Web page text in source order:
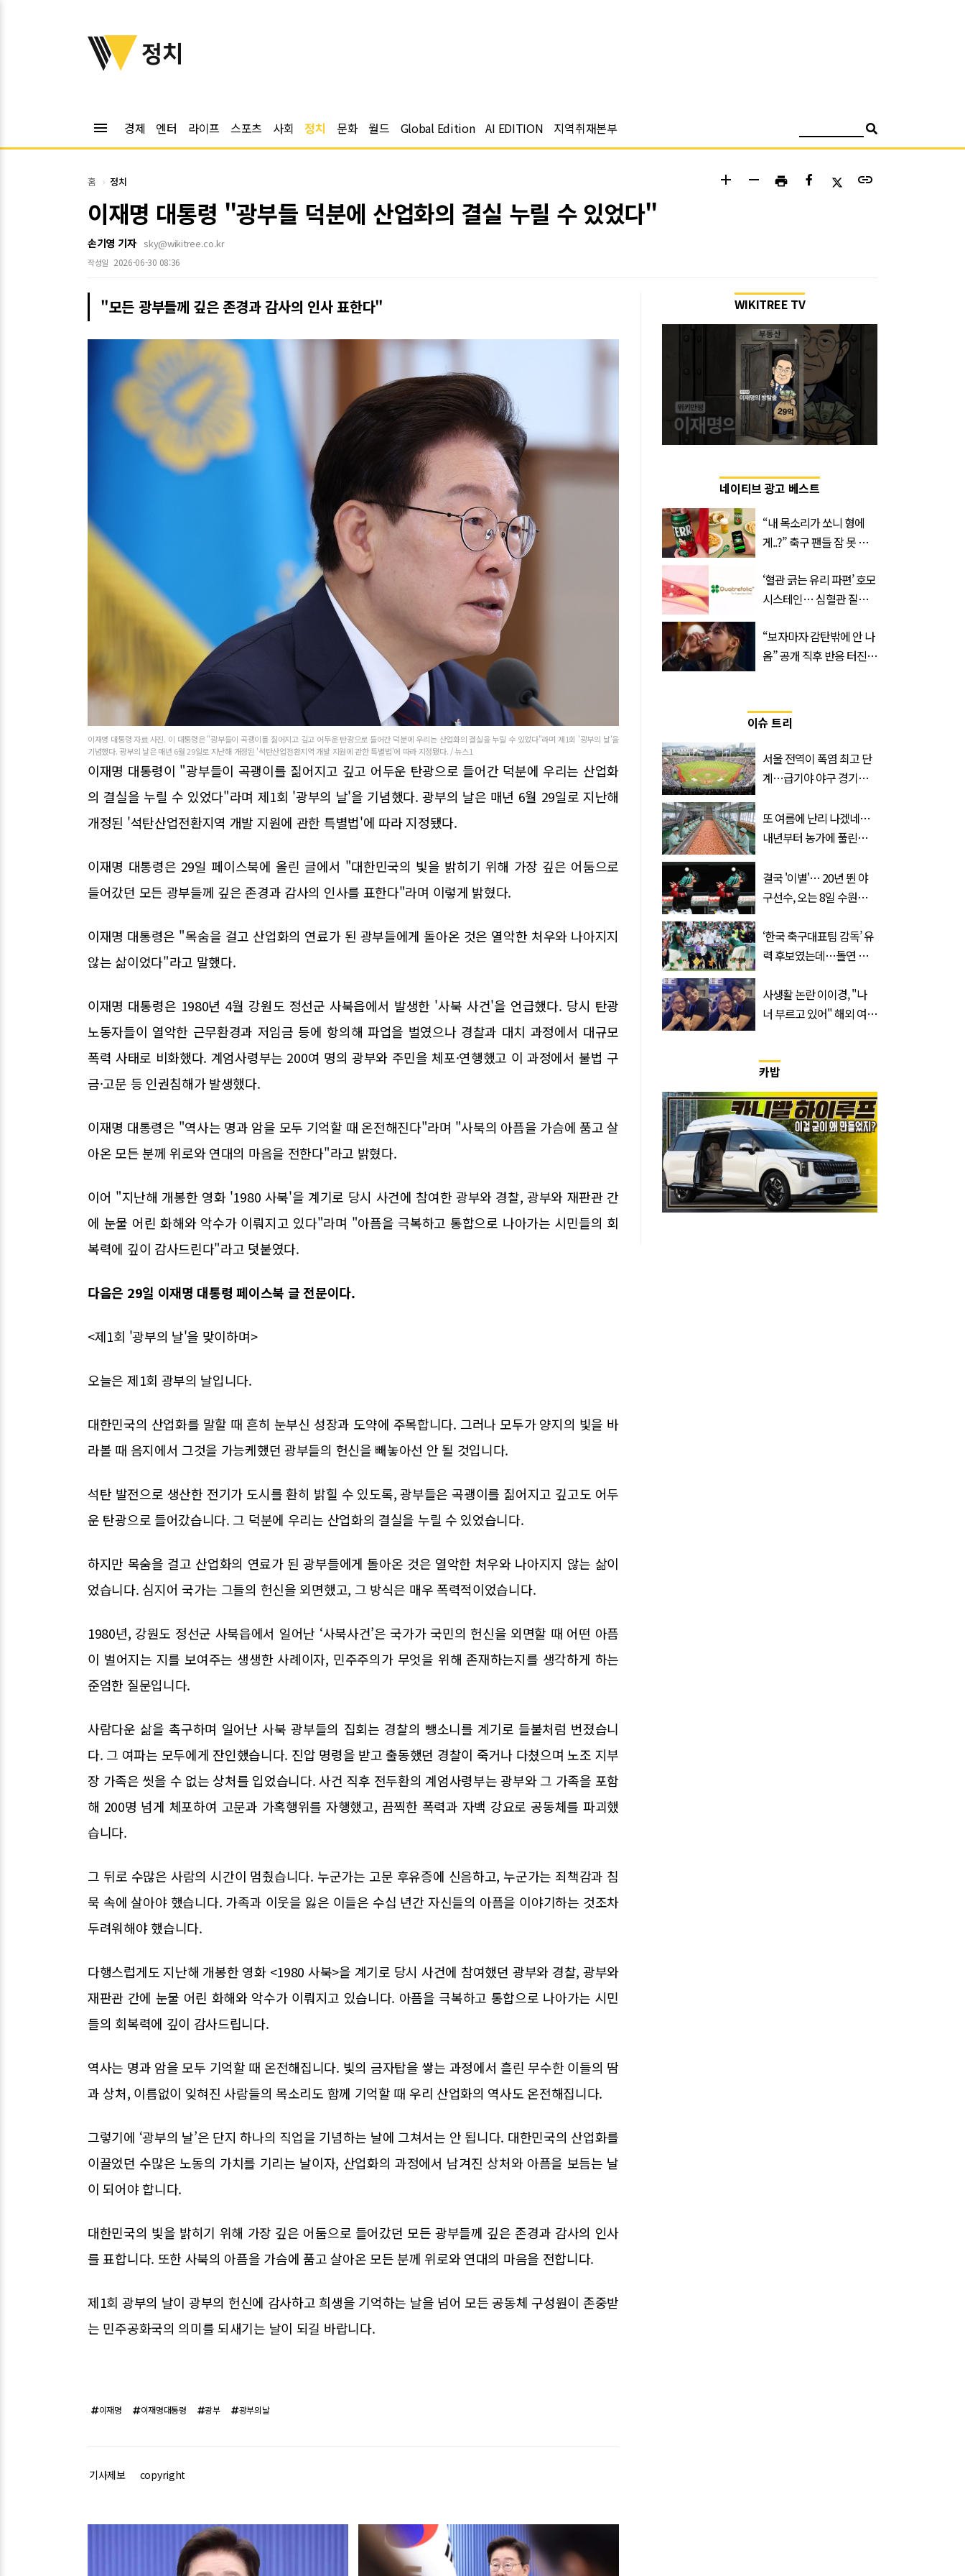
위키트리
정치
menu 경제 엔터 라이프 스포츠 사회 정치 문화 월드 Global Edition AI EDITION 지역취재본부
홈 정치 add remove print link
이재명 대통령 "광부들 덕분에 산업화의 결실 누릴 수 있었다"
손기영 기자 sky@wikitree.co.kr
작성일 2026-06-30 08:36
"모든 광부들께 깊은 존경과 감사의 인사 표한다"
이재명 대통령 자료 사진. 이 대통령은 "광부들이 곡괭이를 짊어지고 깊고 어두운 탄광으로 들어간 덕분에 우리는 산업화의 결실을 누릴 수 있었다"라며 제1회 '광부의 날'을
기념했다. 광부의 날은 매년 6월 29일로 지난해 개정된 '석탄산업전환지역 개발 지원에 관한 특별법'에 따라 지정됐다. / 뉴스1
이재명 대통령이 "광부들이 곡괭이를 짊어지고 깊고 어두운 탄광으로 들어간 덕분에 우리는 산업화
의 결실을 누릴 수 있었다"라며 제1회 '광부의 날'을 기념했다. 광부의 날은 매년 6월 29일로 지난해
개정된 '석탄산업전환지역 개발 지원에 관한 특별법'에 따라 지정됐다.
이재명 대통령은 29일 페이스북에 올린 글에서 "대한민국의 빛을 밝히기 위해 가장 깊은 어둠으로
들어갔던 모든 광부들께 깊은 존경과 감사의 인사를 표한다"라며 이렇게 밝혔다.
이재명 대통령은 "목숨을 걸고 산업화의 연료가 된 광부들에게 돌아온 것은 열악한 처우와 나아지지
않는 삶이었다"라고 말했다.
이재명 대통령은 1980년 4월 강원도 정선군 사북읍에서 발생한 '사북 사건'을 언급했다. 당시 탄광
노동자들이 열악한 근무환경과 저임금 등에 항의해 파업을 벌였으나 경찰과 대치 과정에서 대규모
폭력 사태로 비화했다. 계엄사령부는 200여 명의 광부와 주민을 체포·연행했고 이 과정에서 불법 구
금·고문 등 인권침해가 발생했다.
이재명 대통령은 "역사는 명과 암을 모두 기억할 때 온전해진다"라며 "사북의 아픔을 가슴에 품고 살
아온 모든 분께 위로와 연대의 마음을 전한다"라고 밝혔다.
이어 "지난해 개봉한 영화 '1980 사북'을 계기로 당시 사건에 참여한 광부와 경찰, 광부와 재판관 간
에 눈물 어린 화해와 악수가 이뤄지고 있다"라며 "아픔을 극복하고 통합으로 나아가는 시민들의 회
복력에 깊이 감사드린다"라고 덧붙였다.
다음은 29일 이재명 대통령 페이스북 글 전문이다.
<제1회 '광부의 날'을 맞이하며>
오늘은 제1회 광부의 날입니다.
대한민국의 산업화를 말할 때 흔히 눈부신 성장과 도약에 주목합니다. 그러나 모두가 양지의 빛을 바
라볼 때 음지에서 그것을 가능케했던 광부들의 헌신을 빼놓아선 안 될 것입니다.
석탄 발전으로 생산한 전기가 도시를 환히 밝힐 수 있도록, 광부들은 곡괭이를 짊어지고 깊고도 어두
운 탄광으로 들어갔습니다. 그 덕분에 우리는 산업화의 결실을 누릴 수 있었습니다.
하지만 목숨을 걸고 산업화의 연료가 된 광부들에게 돌아온 것은 열악한 처우와 나아지지 않는 삶이
었습니다. 심지어 국가는 그들의 헌신을 외면했고, 그 방식은 매우 폭력적이었습니다.
1980년, 강원도 정선군 사북읍에서 일어난 ‘사북사건’은 국가가 국민의 헌신을 외면할 때 어떤 아픔
이 벌어지는 지를 보여주는 생생한 사례이자, 민주주의가 무엇을 위해 존재하는지를 생각하게 하는
준엄한 질문입니다.
사람다운 삶을 촉구하며 일어난 사북 광부들의 집회는 경찰의 뺑소니를 계기로 들불처럼 번졌습니
다. 그 여파는 모두에게 잔인했습니다. 진압 명령을 받고 출동했던 경찰이 죽거나 다쳤으며 노조 지부
장 가족은 씻을 수 없는 상처를 입었습니다. 사건 직후 전두환의 계엄사령부는 광부와 그 가족을 포함
해 200명 넘게 체포하여 고문과 가혹행위를 자행했고, 끔찍한 폭력과 자백 강요로 공동체를 파괴했
습니다.
그 뒤로 수많은 사람의 시간이 멈췄습니다. 누군가는 고문 후유증에 신음하고, 누군가는 죄책감과 침
묵 속에 살아야 했습니다. 가족과 이웃을 잃은 이들은 수십 년간 자신들의 아픔을 이야기하는 것조차
두려워해야 했습니다.
다행스럽게도 지난해 개봉한 영화 <1980 사북>을 계기로 당시 사건에 참여했던 광부와 경찰, 광부와
재판관 간에 눈물 어린 화해와 악수가 이뤄지고 있습니다. 아픔을 극복하고 통합으로 나아가는 시민
들의 회복력에 깊이 감사드립니다.
역사는 명과 암을 모두 기억할 때 온전해집니다. 빛의 금자탑을 쌓는 과정에서 흘린 무수한 이들의 땀
과 상처, 이름없이 잊혀진 사람들의 목소리도 함께 기억할 때 우리 산업화의 역사도 온전해집니다.
그렇기에 ‘광부의 날’은 단지 하나의 직업을 기념하는 날에 그쳐서는 안 됩니다. 대한민국의 산업화를
이끌었던 수많은 노동의 가치를 기리는 날이자, 산업화의 과정에서 남겨진 상처와 아픔을 보듬는 날
이 되어야 합니다.
대한민국의 빛을 밝히기 위해 가장 깊은 어둠으로 들어갔던 모든 광부들께 깊은 존경과 감사의 인사
를 표합니다. 또한 사북의 아픔을 가슴에 품고 살아온 모든 분께 위로와 연대의 마음을 전합니다.
제1회 광부의 날이 광부의 헌신에 감사하고 희생을 기억하는 날을 넘어 모든 공동체 구성원이 존중받
는 민주공화국의 의미를 되새기는 날이 되길 바랍니다.
이재명 이재명대통령 광부 광부의날
기사제보 copyright
관련기사
WIKITREE TV
네이티브 광고 베스트
“내 목소리가 쏘니 형에
게..?” 축구 팬들 잠 못 들
트
‘혈관 긁는 유리 파편’ 호모
시스테인… 심혈관 질환
“보자마자 감탄밖에 안 나
옴” 공개 직후 반응 터진
이슈 트리
서울 전역이 폭염 최고 단
계…급기야 야구 경기까
또 여름에 난리 나겠네…
내년부터 농가에 풀린다는
결국 '이별'… 20년 뛴 야
구선수, 오는 8일 수원서
‘한국 축구대표팀 감독’ 유
력 후보였는데…돌연 코
‘거장’
사생활 논란 이이경, "나
너 부르고 있어" 해외 여배
카밥